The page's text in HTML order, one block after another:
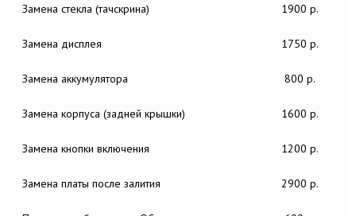
Замена стекла (тачскрина) 1900 р.
Замена дисплея 1750 р.
Замена аккумулятора 800 р.
Замена корпуса (задней крышки) 1600 р.
Замена кнопки включения 1200 р.
Замена платы после залития 2900 р.